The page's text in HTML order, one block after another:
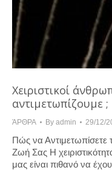
Χειριστικοί
αντιμετωπίζουμε ;
ΆΡΘΡΑ By admin 29/12/
Πώς να Αντιμετωπίσετε
Ζωή Σας Η
μας είναι πιθανό να